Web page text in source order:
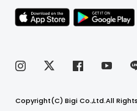
Copyright(C) Bigi Co.,Ltd.All